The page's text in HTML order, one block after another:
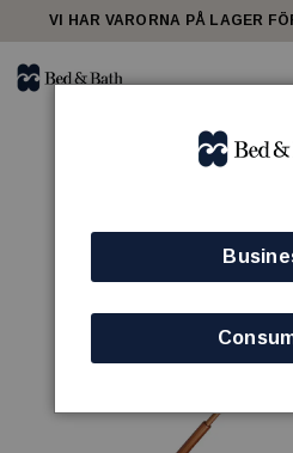
VI HAR VARORNA PÅ LAGER